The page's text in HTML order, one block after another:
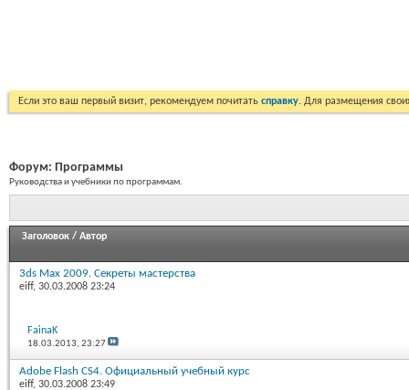
Если это ваш первый визит, рекомендуем почитать справку. Для размещения
Форум: Программы
Руководства и учебники по программам.
Заголовок / Автор
3ds Max 2009. Секреты мастерства
eiff, 30.03.2008 23:24
FainaK
18.03.2013,23:27
Adobe Flash CS4. Официальный учебный курс
eiff, 30.03.2008 23:49